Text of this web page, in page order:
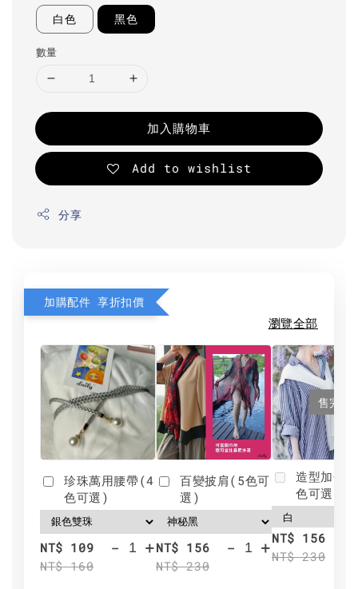
白色 黑色
數量
加入購物車
Add to wishlist
分享
加購配件 享折扣價
瀏覽全部
珍珠萬用腰帶(4
色可選)
NT$ 109
NT$ 160
- +
百變披肩(5色可
選)
NT$ 156
NT$ 230
- +
售完
造型加分
色可選)
NT$ 156
NT$ 230